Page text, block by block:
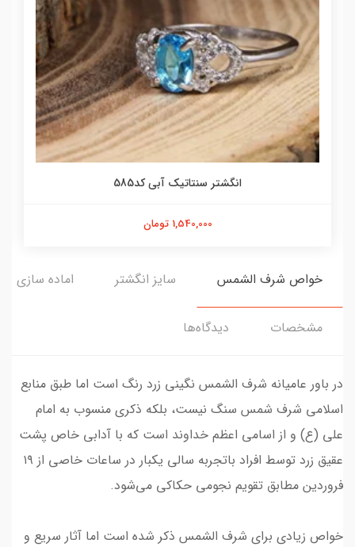
انگشتر سنتاتیک آبی کد585
1,540,000 تومان
خواص شرف الشمس سایز انگشتر اماده سازی و
مشخصات دیدگاه‌ها
در باور عامیانه شرف الشمس نگینی زرد رنگ است اما طبق منابع
اسلامی شرف شمس سنگ نیست، بلکه ذکری منسوب به امام
علی (ع) و از اسامی اعظم خداوند است که با آدابی خاص پشت
عقیق زرد توسط افراد باتجربه سالی یکبار در ساعات خاصی از ۱۹
فروردین مطابق تقویم‌ نجومی حکاکی می‌شود.
خواص زیادی برای شرف الشمس ذکر شده است اما آثار سریع و